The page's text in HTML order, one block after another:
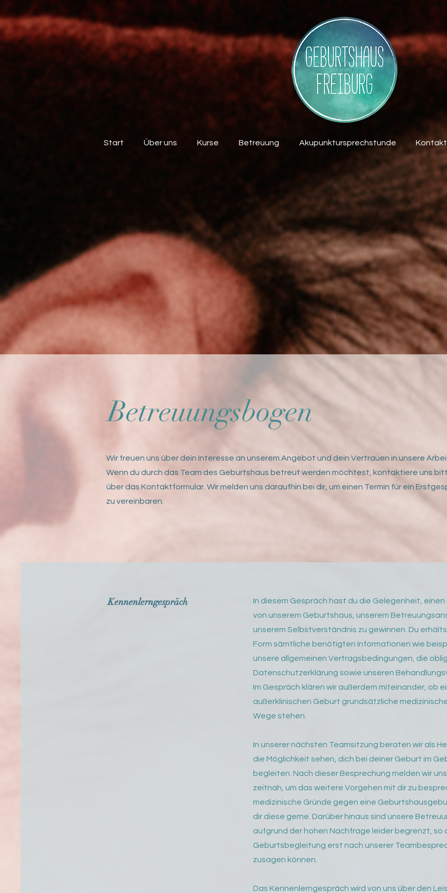
Start Über uns Kurse Betreuung Akupunktursprechstunde Kontakt
Betreuungsbogen
Wir freuen uns über dein Interesse an unserem Angebot und dein Vertrauen in unsere
Wenn du durch das Team des Geburtshaus betreut werden möchtest, kontaktiere uns
über das Kontaktformular. Wir melden uns daraufhin bei dir, um einen Termin für ein
zu vereinbaren.
Kennenlerngespräch
In diesem Gespräch hast du die Gelegenheit, einen
von unserem Geburtshaus, unserem
unserem Selbstverständnis zu gewinnen. Du
Form sämtliche benötigten Informationen wie
unsere allgemeinen Vertragsbedingungen, die
Datenschutzerklärung sowie unseren
Im Gespräch klären wir außerdem miteinander, ob
außerklinischen Geburt grundsätzliche
Wege stehen.
In unserer nächsten Teamsitzung beraten wir als
die Möglichkeit sehen, dich bei deiner Geburt im
begleiten. Nach dieser Besprechung melden wir
zeitnah, um das weitere Vorgehen mit dir zu
medizinische Gründe gegen eine
dir diese gerne. Darüber hinaus sind unsere
aufgrund der hohen Nachfrage leider begrenzt, so
Geburtsbegleitung erst nach unserer
zusagen können.
Das Kennenlerngespräch wird von uns über den